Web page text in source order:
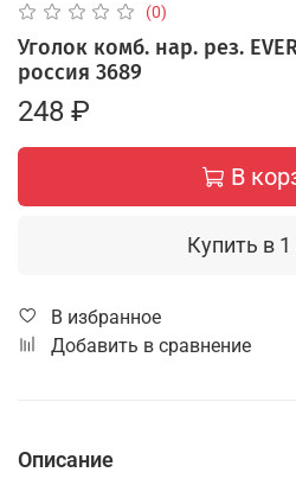
(0)
Уголок комб. нар. рез.
россия 3689
248 ₽
В
Купить в 1
В избранное
Добавить в сравнение
Описание